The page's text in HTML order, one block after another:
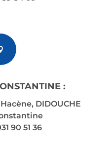
:
DIDOUCHE
90 51 36